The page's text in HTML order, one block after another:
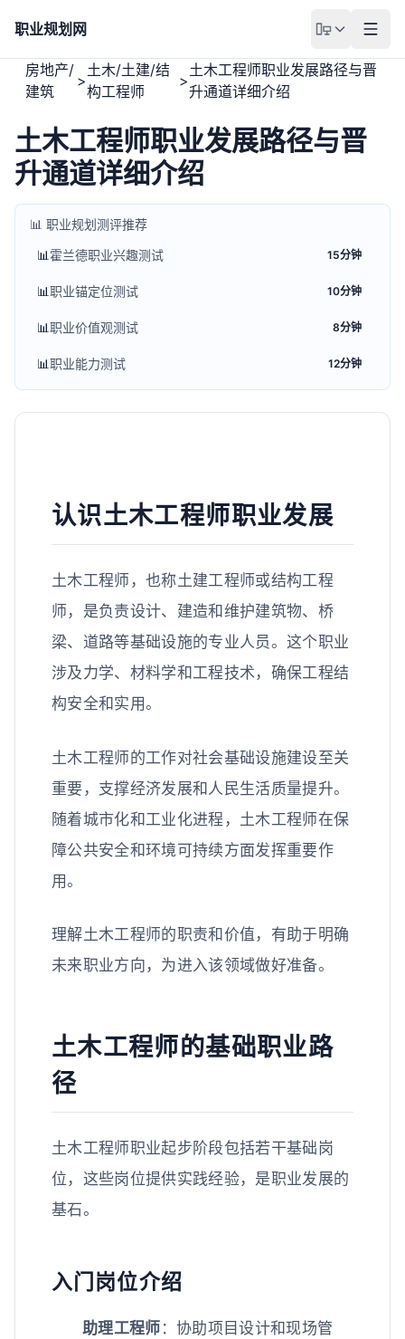
职业规划网
房地产/
建筑
>
土木/土建/结
构工程师
>
土木工程师职业发展路径与晋
升通道详细介绍
土木工程师职业发展路径与晋
升通道详细介绍
📊 职业规划测评推荐
📊 霍兰德职业兴趣测试 15分钟
📊职业锚定位测试 10分钟
📊职业价值观测试 8分钟
📊职业能力测试 12分钟
认识土木工程师职业发展
土木工程师，也称土建工程师或结构工程
师，是负责设计、建造和维护建筑物、桥
梁、道路等基础设施的专业人员。这个职业
涉及力学、材料学和工程技术，确保工程结
构安全和实用。
土木工程师的工作对社会基础设施建设至关
重要，支撑经济发展和人民生活质量提升。
随着城市化和工业化进程，土木工程师在保
障公共安全和环境可持续方面发挥重要作
用。
理解土木工程师的职责和价值，有助于明确
未来职业方向，为进入该领域做好准备。
土木工程师的基础职业路
径
土木工程师职业起步阶段包括若干基础岗
位，这些岗位提供实践经验，是职业发展的
基石。
入门岗位介绍
助理工程师 ：协助项目设计和现场管